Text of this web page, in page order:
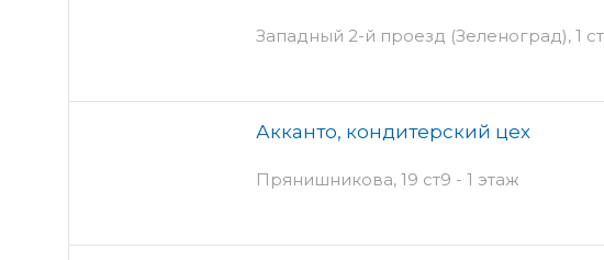
Западный 2-й проезд (Зеленоград), 1
Акканто, кондитерский цех
Прянишникова, 19 ст9 - 1 этаж